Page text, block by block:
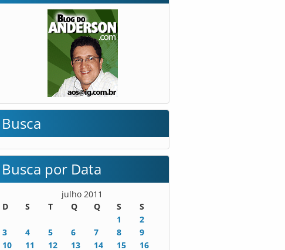
Busca
Busca por Data
julho 2011
D
S T Q Q S
S
1
2
3
4 5 6 7 8
9
10
11 12 13 14 15 16